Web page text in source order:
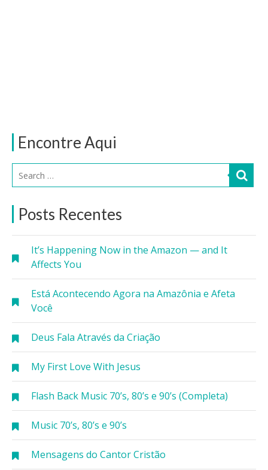
Encontre Aqui
Posts Recentes
It’s Happening Now in the Amazon — and It
Affects You
Está Acontecendo Agora na Amazônia e Afeta
Você
Deus Fala Através da Criação
My First Love With Jesus
Flash Back Music 70’s, 80’s e 90’s (Completa)
Music 70’s, 80’s e 90’s
Mensagens do Cantor Cristão